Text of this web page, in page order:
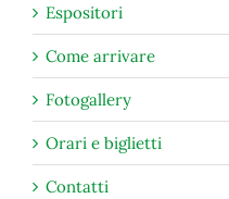
Espositori
Come arrivare
Fotogallery
Orari e biglietti
Contatti